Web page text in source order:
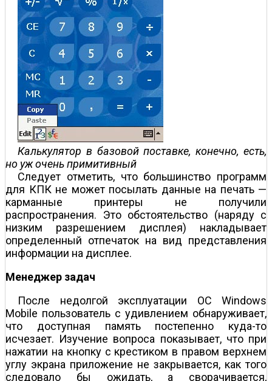
Калькулятор в базовой поставке, конечно, есть,
но уж очень примитивный
Следует отметить, что большинство программ
для КПК не может посылать данные на печать —
карманные принтеры не получили
распространения. Это обстоятельство (наряду с
низким разрешением дисплея) накладывает
определенный отпечаток на вид представления
информации на дисплее.
Менеджер задач
После недолгой эксплуатации ОС Windows
Mobile пользователь с удивлением обнаруживает,
что доступная память постепенно куда-то
исчезает. Изучение вопроса показывает, что при
нажатии на кнопку с крестиком в правом верхнем
углу экрана приложение не закрывается, как того
следовало бы ожидать, а сворачивается,